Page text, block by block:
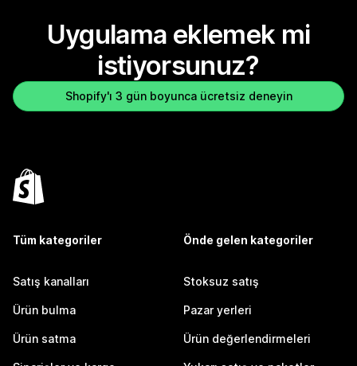
Uygulama eklemek mi
istiyorsunuz?
Shopify'ı 3 gün boyunca ücretsiz deneyin
Tüm kategoriler
Satış kanalları
Ürün bulma
Ürün satma
Önde gelen kategoriler
Stoksuz satış
Pazar yerleri
Ürün değerlendirmeleri